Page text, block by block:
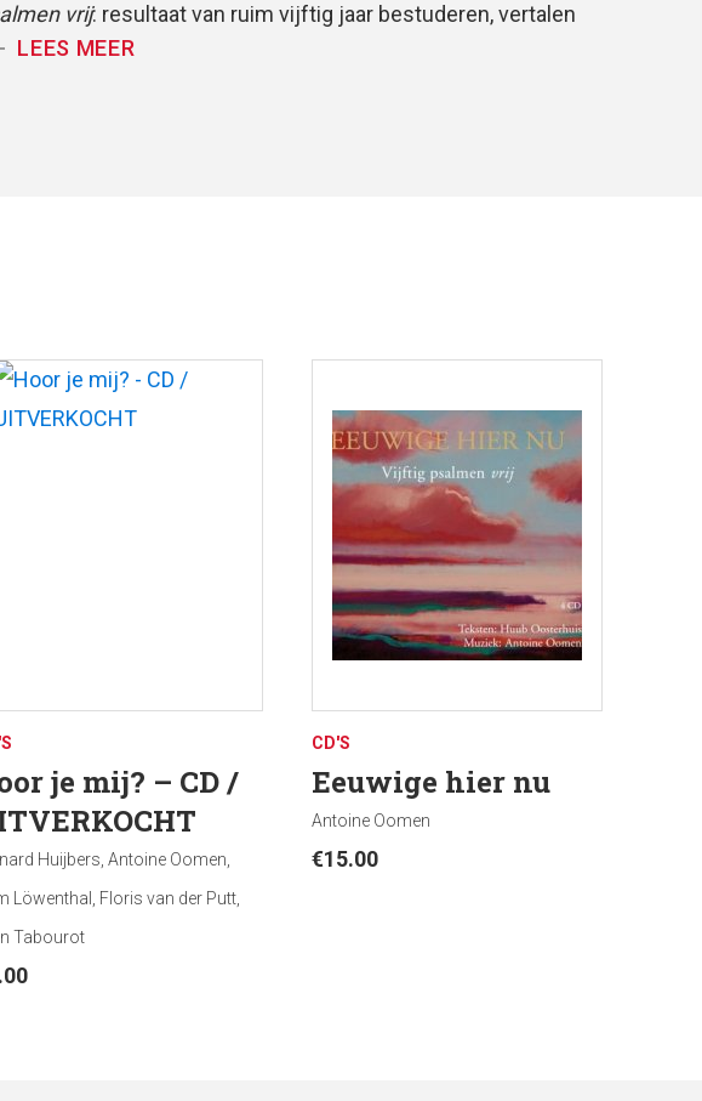
vrij: resultaat van ruim vijftig jaar bestuderen, vertalen
van de oeroude joodse gebeden. Al snel kwam in
deze cd, waarop vijftien psalmen vrij gezongen en
lied ‘Die mij droeg’. De liederen en gesproken teksten
mooi om naar te luisteren, maar ook bruikbaar in
liturgische samenkomsten, ter meditatie,
om mensen te inspireren, troosten en te bemoedigen.
liederen van deze cd zijn ook verkrijgbaar via iTunes »
LEES MEER
je mij? – CD /
Huijbers, Antoine Oomen,
Löwenthal, Floris van der Putt,
Tabourot
CD'S
Eeuwige hier nu
Antoine Oomen
€15.00